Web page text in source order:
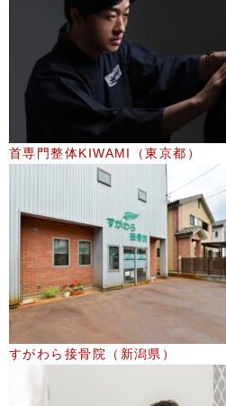
首専門整体KIWAMI（東京都）
すがわら接骨院（新潟県）